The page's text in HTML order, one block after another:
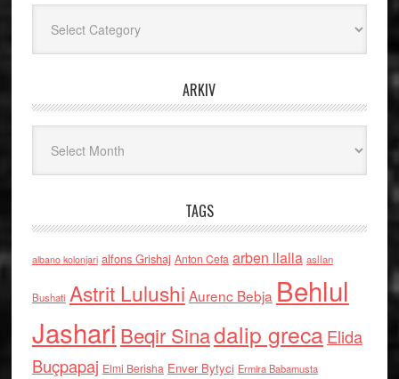
ARKIV
TAGS
albano kolonjari alfons Grishaj Anton Cefa arben llalla asllan
Bushati Astrit Lulushi Aurenc Bebja Behlul
Jashari Beqir Sinadalip grecaElida
Buçpapaj Elmi Berisha Enver Bytyci Ermira Babamusta